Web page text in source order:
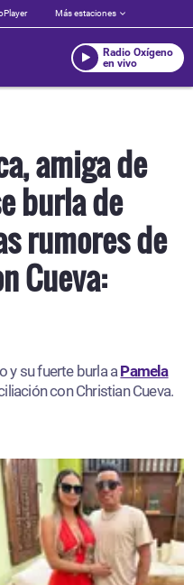
Más estaciones
Radio Oxígeno
en vivo
amiga de
burla de
rumores de
Cueva:
y su fuerte burla aPamela
con Christian Cueva.